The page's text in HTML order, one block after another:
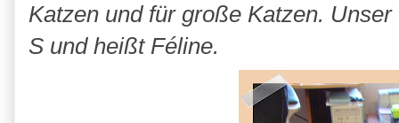
Katzen und für große Katzen.
S und heißt Féline.